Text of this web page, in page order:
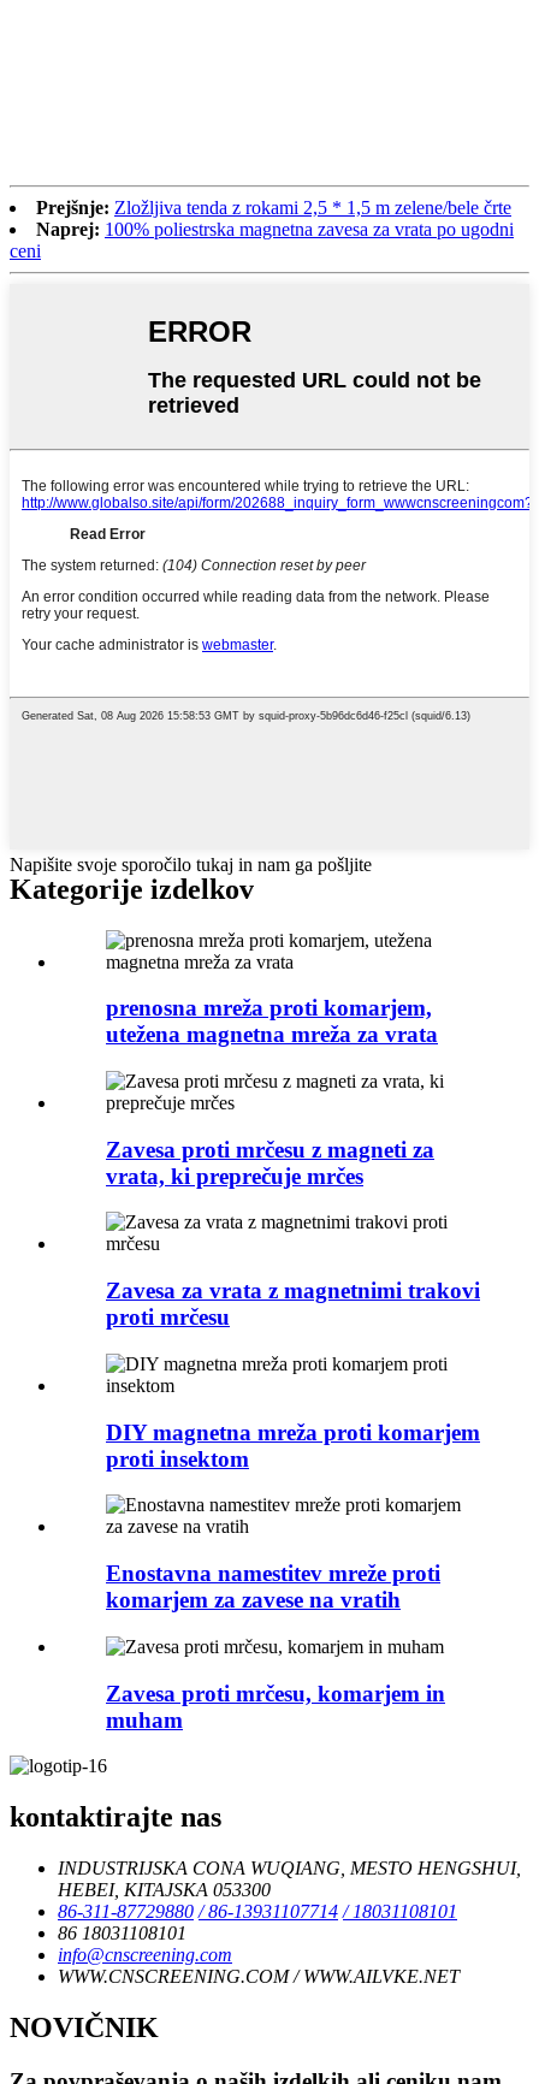
Prejšnje: Zložljiva tenda z rokami 2,5 * 1,5 m zelene/bele črte
Naprej: 100% poliestrska magnetna zavesa za vrata po ugodni
ceni
Napišite svoje sporočilo tukaj in nam ga pošljite
Kategorije izdelkov
prenosna mreža proti komarjem,
utežena magnetna mreža za vrata
Zavesa proti mrčesu z magneti za
vrata, ki preprečuje mrčes
Zavesa za vrata z magnetnimi trakovi
proti mrčesu
DIY magnetna mreža proti komarjem
proti insektom
Enostavna namestitev mreže proti
komarjem za zavese na vratih
Zavesa proti mrčesu, komarjem in
muham
kontaktirajte nas
INDUSTRIJSKA CONA WUQIANG, MESTO HENGSHUI,
HEBEI, KITAJSKA 053300
86-311-87729880 / 86-13931107714 / 18031108101
86 18031108101
info@cnscreening.com
WWW.CNSCREENING.COM / WWW.AILVKE.NET
NOVIČNIK